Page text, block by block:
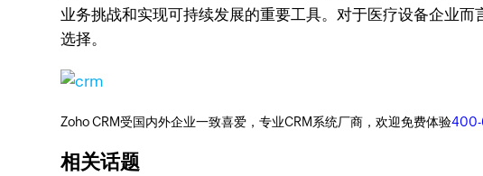
业务挑战和实现可持续发展的重要工具。对于医疗设备企业
选择。
Zoho CRM受国内外企业一致喜爱，专业CRM系统厂商，欢迎免费体验
相关话题